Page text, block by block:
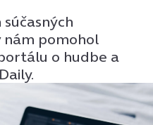
nám pomohol
o hudbe a